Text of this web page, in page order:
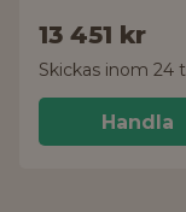
13 451 kr
Handla